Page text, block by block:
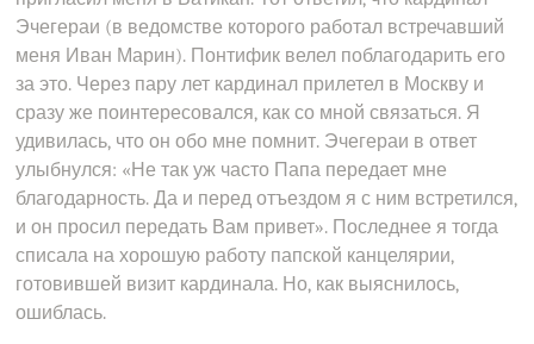
Эчегераи (в ведомстве которого работал встречавший
меня Иван Марин). Понтифик велел поблагодарить его
за это. Через пару лет кардинал прилетел в Москву и
сразу же поинтересовался, как со мной связаться. Я
удивилась, что он обо мне помнит. Эчегераи в ответ
улыбнулся: «Не так уж часто Папа передает мне
благодарность. Да и перед отъездом я с ним встретился,
и он просил передать Вам привет». Последнее я тогда
списала на хорошую работу папской канцелярии,
готовившей визит кардинала. Но, как выяснилось,
ошиблась.